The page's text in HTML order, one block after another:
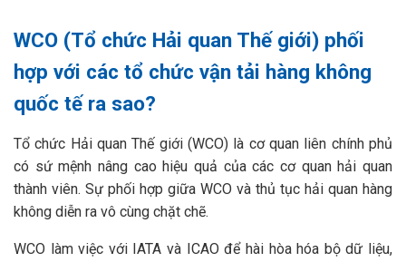
WCO (Tổ chức Hải quan Thế giới) phối
hợp với các tổ chức vận tải hàng không
quốc tế ra sao?
Tổ chức Hải quan Thế giới (WCO) là cơ quan liên chính phủ
có sứ mệnh nâng cao hiệu quả của các cơ quan hải quan
thành viên. Sự phối hợp giữa WCO và thủ tục hải quan hàng
không diễn ra vô cùng chặt chẽ.
WCO làm việc với IATA và ICAO để hài hòa hóa bộ dữ liệu,